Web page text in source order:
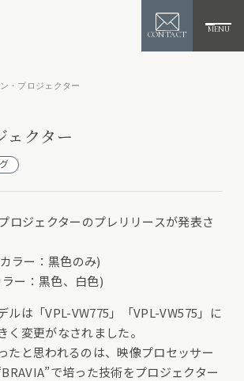
CONTACT
MENU
・プロジェクター
ェクター
ロジェクターのプレリリースが発表さ
ラー：黒色のみ)
ー：黒色、白色)
ルは「VPL-VW775」「VPL-VW575」に
く変更がなされました。
たと思われるのは、映像プロセッサー
で培った技術をプロジェクター